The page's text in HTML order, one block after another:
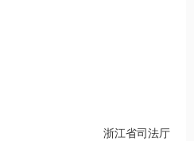
浙江省司法厅